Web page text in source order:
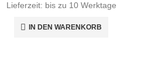
Lieferzeit: bis zu 10 Werktage
IN DEN WARENKORB